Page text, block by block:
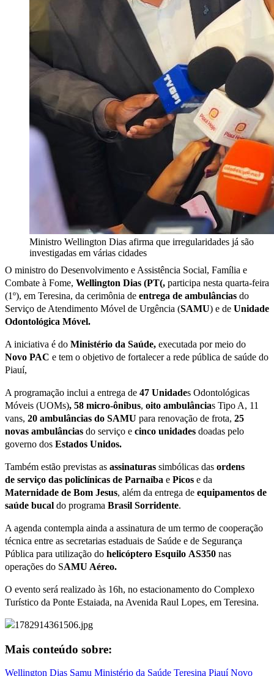
Ministro Wellington Dias afirma que irregularidades já são
investigadas em várias cidades
O ministro do Desenvolvimento e Assistência Social, Família e
Combate à Fome, Wellington Dias (PT(, participa nesta quarta-feira
(1º), em Teresina, da cerimônia de entrega de ambulâncias do
Serviço de Atendimento Móvel de Urgência (SAMU) e de Unidade
Odontológica Móvel.
A iniciativa é do Ministério da Saúde, executada por meio do
Novo PAC e tem o objetivo de fortalecer a rede pública de saúde do
Piauí,
A programação inclui a entrega de 47 Unidades Odontológicas
Móveis (UOMs), 58 micro-ônibus, oito ambulâncias Tipo A, 11
vans, 20 ambulâncias do SAMU para renovação de frota, 25
novas ambulâncias do serviço e cinco unidades doadas pelo
governo dos Estados Unidos.
Também estão previstas as assinaturas simbólicas das ordens
de serviço das policlínicas de Parnaíba e Picos e da
Maternidade de Bom Jesus, além da entrega de equipamentos de
saúde bucal do programa Brasil Sorridente.
A agenda contempla ainda a assinatura de um termo de cooperação
técnica entre as secretarias estaduais de Saúde e de Segurança
Pública para utilização do helicóptero Esquilo AS350 nas
operações do SAMU Aéreo.
O evento será realizado às 16h, no estacionamento do Complexo
Turístico da Ponte Estaiada, na Avenida Raul Lopes, em Teresina.
Mais conteúdo sobre:
Wellington Dias Samu Ministério da Saúde Teresina PiauíNovo